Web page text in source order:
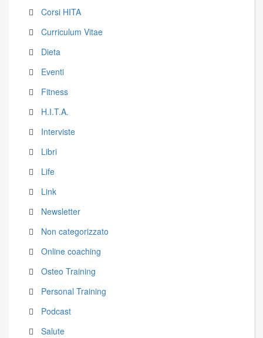
Corsi HITA
Curriculum Vitae
Dieta
Eventi
Fitness
H.I.T.A.
Interviste
Libri
Life
Link
Newsletter
Non categorizzato
Online coaching
Osteo Training
Personal Training
Podcast
Salute